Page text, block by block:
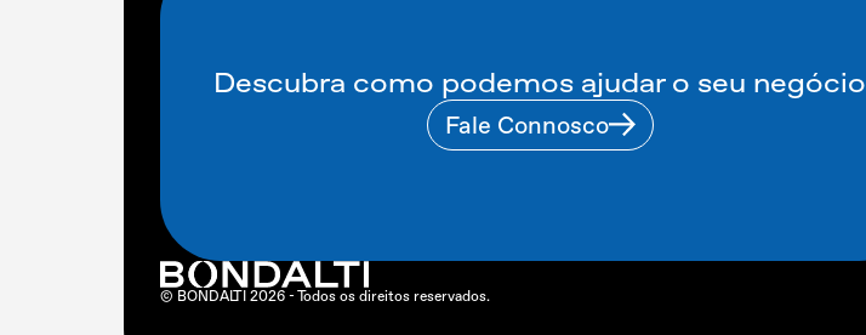
Descubra como podemos ajudar o seu negócio
Fale Connosco
© BONDALTI 2026 - Todos os direitos reservados.